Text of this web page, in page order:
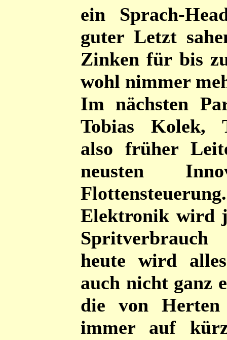
ein Sprach-
guter Letzt
Zinken für bis
wohl nimmer
Im nächsten
Tobias Kolek,
also früher
neusten
Elektronik wird
Spritverbrauch
heute wird
auch nicht ganz
die von Herten
immer auf